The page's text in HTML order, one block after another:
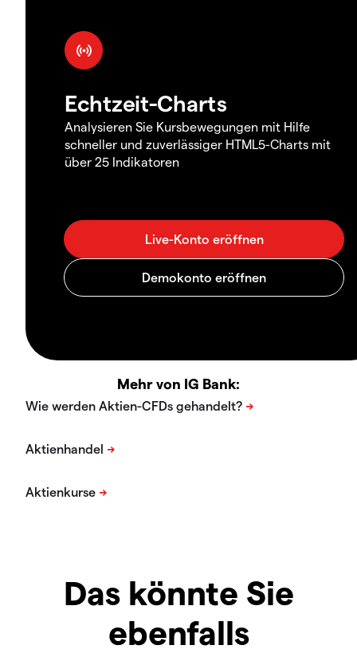
Echtzeit-Charts
Analysieren Sie Kursbewegungen mit Hilfe
schneller und zuverlässiger HTML5-Charts mit
über 25 Indikatoren
Mehr von IG Bank:
Das könnte Sie
ebenfalls